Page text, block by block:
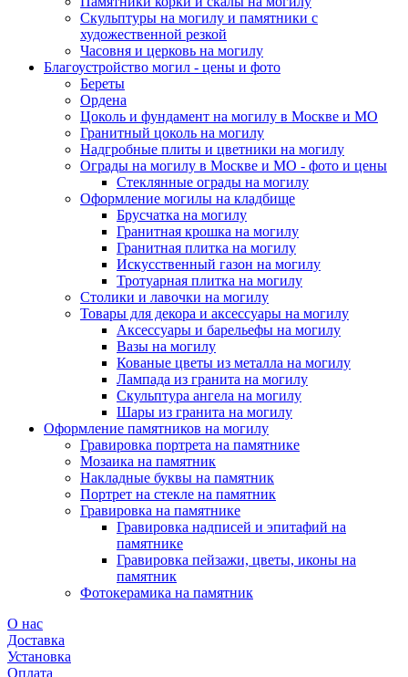
Скульптуры на могилу и памятники с
художественной резкой
Часовня и церковь на могилу
Благоустройство могил - цены и фото
Береты
Ордена
Цоколь и фундамент на могилу в Москве и МО
Гранитный цоколь на могилу
Надгробные плиты и цветники на могилу
Ограды на могилу в Москве и МО - фото и цены
Стеклянные ограды на могилу
Оформление могилы на кладбище
Брусчатка на могилу
Гранитная крошка на могилу
Гранитная плитка на могилу
Искусственный газон на могилу
Тротуарная плитка на могилу
Столики и лавочки на могилу
Товары для декора и аксессуары на могилу
Аксессуары и барельефы на могилу
Вазы на могилу
Кованые цветы из металла на могилу
Лампада из гранита на могилу
Скульптура ангела на могилу
Шары из гранита на могилу
Оформление памятников на могилу
Гравировка портрета на памятнике
Мозаика на памятник
Накладные буквы на памятник
Портрет на стекле на памятник
Гравировка на памятнике
Гравировка надписей и эпитафий на
памятнике
Гравировка пейзажи, цветы, иконы на
памятник
Фотокерамика на памятник
О нас
Доставка
Установка
Оплата